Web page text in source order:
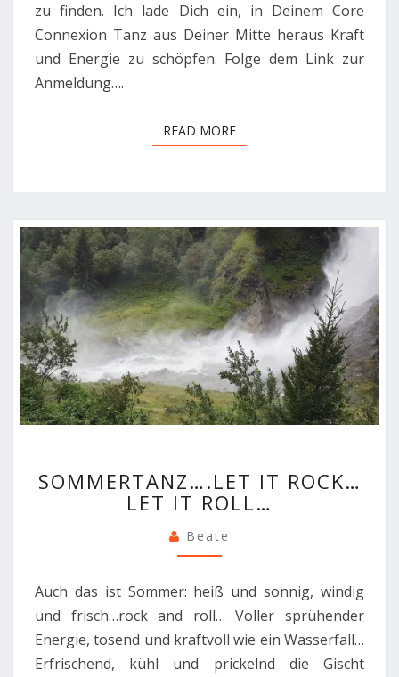
zu finden. Ich lade Dich ein, in Deinem Core
Connexion Tanz aus Deiner Mitte heraus Kraft
und Energie zu schöpfen. Folge dem Link zur
Anmeldung….
READ MOREREAD MORE
IT
ROCK…
IT
ROLL…
SOMMERTANZ….LET IT ROCK…
LET IT ROLL…
Beate
Auch das ist Sommer: heiß und sonnig, windig
und frisch…rock and roll… Voller sprühender
Energie, tosend und kraftvoll wie ein Wasserfall…
Erfrischend, kühl und prickelnd die Gischt